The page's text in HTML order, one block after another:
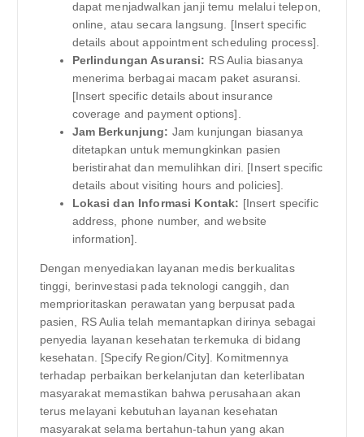
dapat menjadwalkan janji temu melalui telepon,
online, atau secara langsung. [Insert specific
details about appointment scheduling process].
Perlindungan Asuransi: RS Aulia biasanya
menerima berbagai macam paket asuransi.
[Insert specific details about insurance
coverage and payment options].
Jam Berkunjung: Jam kunjungan biasanya
ditetapkan untuk memungkinkan pasien
beristirahat dan memulihkan diri. [Insert specific
details about visiting hours and policies].
Lokasi dan Informasi Kontak: [Insert specific
address, phone number, and website
information].
Dengan menyediakan layanan medis berkualitas
tinggi, berinvestasi pada teknologi canggih, dan
memprioritaskan perawatan yang berpusat pada
pasien, RS Aulia telah memantapkan dirinya sebagai
penyedia layanan kesehatan terkemuka di bidang
kesehatan. [Specify Region/City]. Komitmennya
terhadap perbaikan berkelanjutan dan keterlibatan
masyarakat memastikan bahwa perusahaan akan
terus melayani kebutuhan layanan kesehatan
masyarakat selama bertahun-tahun yang akan